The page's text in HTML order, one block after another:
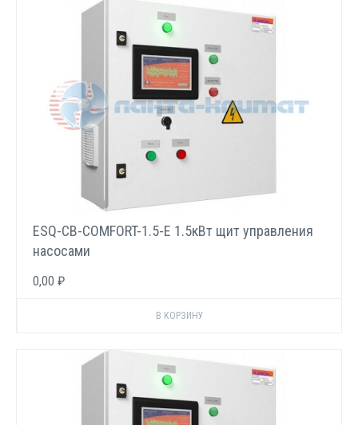
ESQ-CB-COMFORT-1.5-E 1.5кВт щит управления
насосами
0,00 ₽